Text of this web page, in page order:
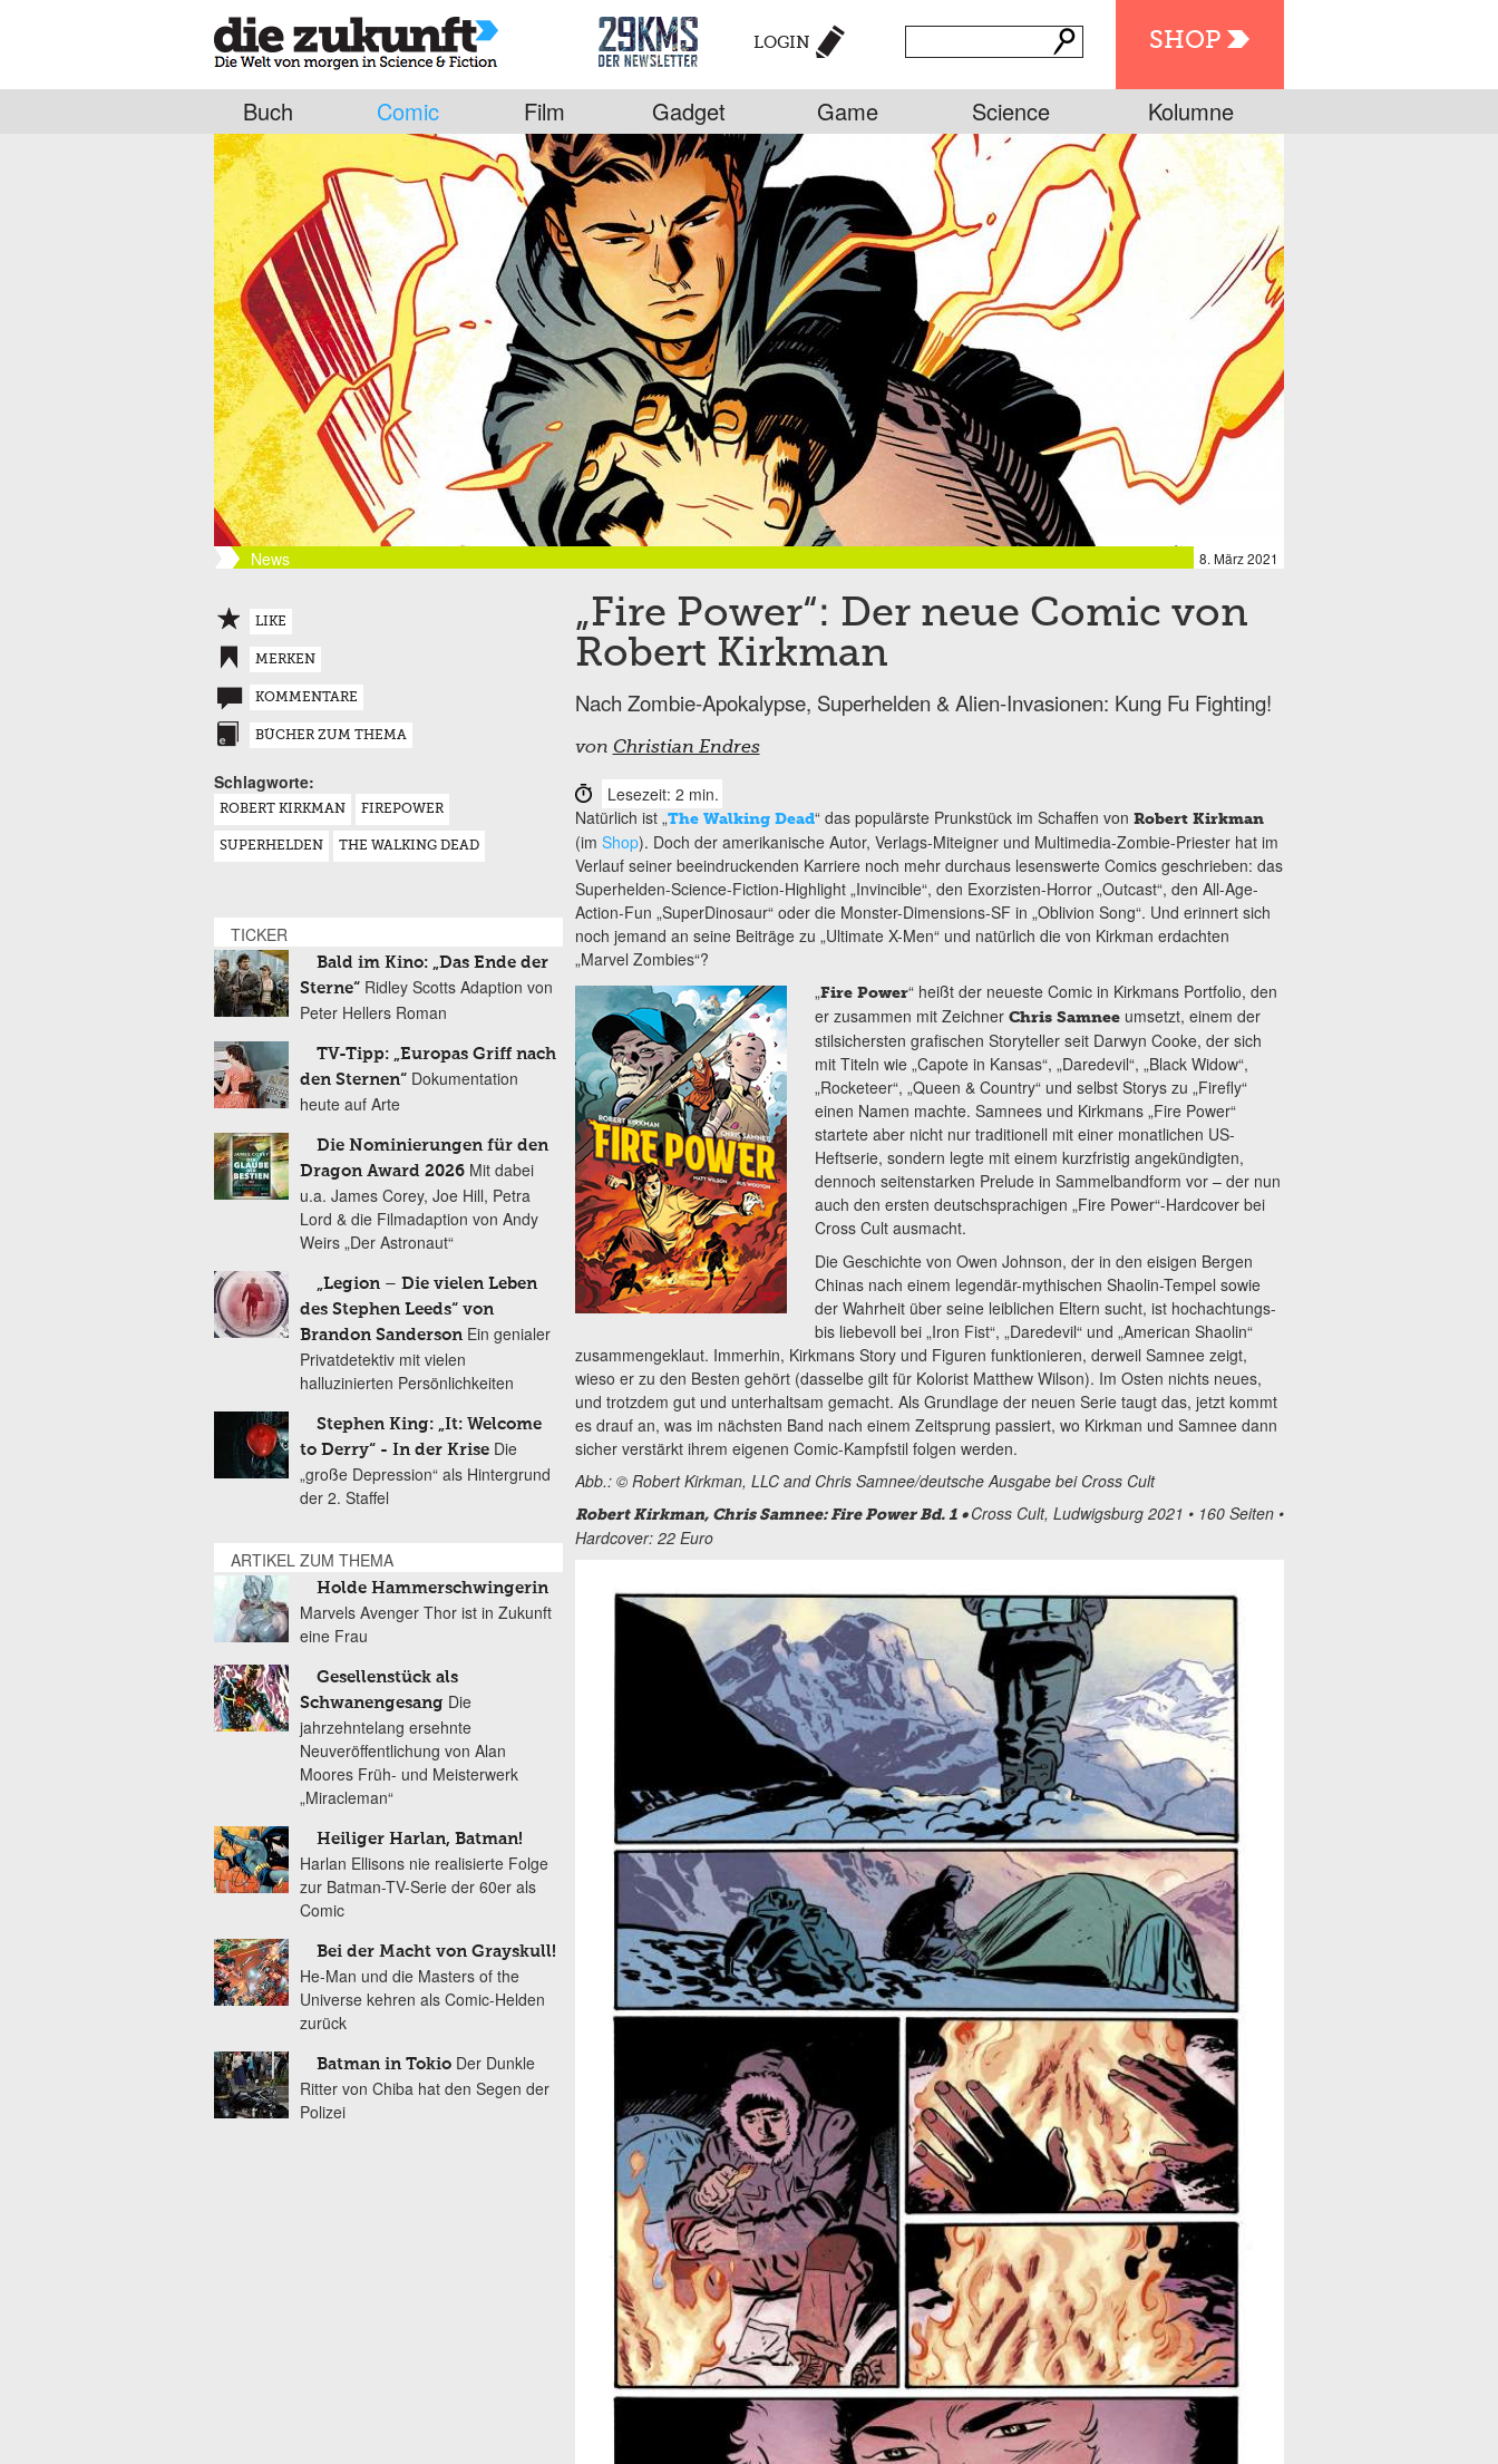
SHOP
LOGIN
Buch Comic Film Gadget Game Science Kolumne
News 8. März 2021
„Fire Power“: Der neue Comic von
Robert Kirkman
Nach Zombie-Apokalypse, Superhelden & Alien-Invasionen: Kung Fu Fighting!
von Christian Endres
Lesezeit: 2 min.
Natürlich ist „The Walking Dead“ das populärste Prunkstück im Schaffen von Robert Kirkman
(im Shop). Doch der amerikanische Autor, Verlags-Miteigner und Multimedia-Zombie-Priester hat im
Verlauf seiner beeindruckenden Karriere noch mehr durchaus lesenswerte Comics geschrieben: das
Superhelden-Science-Fiction-Highlight „Invincible“, den Exorzisten-Horror „Outcast“, den All-Age-
Action-Fun „SuperDinosaur“ oder die Monster-Dimensions-SF in „Oblivion Song“. Und erinnert sich
noch jemand an seine Beiträge zu „Ultimate X-Men“ und natürlich die von Kirkman erdachten
„Marvel Zombies“?
„Fire Power“ heißt der neueste Comic in Kirkmans Portfolio, den
er zusammen mit ZeichnerChris Samnee umsetzt, einem der
stilsichersten grafischen Storyteller seit Darwyn Cooke, der sich
mit Titeln wie „Capote in Kansas“, „Daredevil“, „Black Widow“,
„Rocketeer“, „Queen & Country“ und selbst Storys zu „Firefly“
einen Namen machte. Samnees und Kirkmans „Fire Power“
startete aber nicht nur traditionell mit einer monatlichen US-
Heftserie, sondern legte mit einem kurzfristig angekündigten,
dennoch seitenstarken Prelude in Sammelbandform vor – der nun
auch den ersten deutschsprachigen „Fire Power“-Hardcover bei
Cross Cult ausmacht.
Die Geschichte von Owen Johnson, der in den eisigen Bergen
Chinas nach einem legendär-mythischen Shaolin-Tempel sowie
der Wahrheit über seine leiblichen Eltern sucht, ist hochachtungs-
bis liebevoll bei „Iron Fist“, „Daredevil“ und „American Shaolin“
zusammengeklaut. Immerhin, Kirkmans Story und Figuren funktionieren, derweil Samnee zeigt,
wieso er zu den Besten gehört (dasselbe gilt für Kolorist Matthew Wilson). Im Osten nichts neues,
und trotzdem gut und unterhaltsam gemacht. Als Grundlage der neuen Serie taugt das, jetzt kommt
es drauf an, was im nächsten Band nach einem Zeitsprung passiert, wo Kirkman und Samnee dann
sicher verstärkt ihrem eigenen Comic-Kampfstil folgen werden.
Abb.: © Robert Kirkman, LLC and Chris Samnee/deutsche Ausgabe bei Cross Cult
Robert Kirkman, Chris Samnee: Fire Power Bd. 1 •Cross Cult, Ludwigsburg 2021 • 160 Seiten •
Hardcover: 22 Euro
LIKE
MERKEN
KOMMENTARE
BÜCHER ZUM THEMA
Schlagworte:
ROBERT KIRKMAN FIREPOWER
SUPERHELDEN THE WALKING DEAD
TICKER
Bald im Kino: „Das Ende der
Sterne“ Ridley Scotts Adaption von
Peter Hellers Roman
TV-Tipp: „Europas Griff nach
den Sternen“ Dokumentation
heute auf Arte
Die Nominierungen für den
Dragon Award 2026 Mit dabei
u.a. James Corey, Joe Hill, Petra
Lord & die Filmadaption von Andy
Weirs „Der Astronaut“
„Legion – Die vielen Leben
des Stephen Leeds“ von
Brandon Sanderson Ein genialer
Privatdetektiv mit vielen
halluzinierten Persönlichkeiten
Stephen King: „It: Welcome
to Derry“ - In der Krise Die
„große Depression“ als Hintergrund
der 2. Staffel
ARTIKEL ZUM THEMA
Holde Hammerschwingerin
Marvels Avenger Thor ist in Zukunft
eine Frau
Gesellenstück als
Schwanengesang Die
jahrzehntelang ersehnte
Neuveröffentlichung von Alan
Moores Früh- und Meisterwerk
„Miracleman“
Heiliger Harlan, Batman!
Harlan Ellisons nie realisierte Folge
zur Batman-TV-Serie der 60er als
Comic
Bei der Macht von Grayskull!
He-Man und die Masters of the
Universe kehren als Comic-Helden
zurück
Batman in Tokio Der Dunkle
Ritter von Chiba hat den Segen der
Polizei